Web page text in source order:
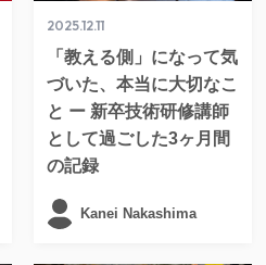
2025.12.11
「教える側」になって気
づいた、本当に大切なこ
と ー 新卒技術研修講師
として過ごした3ヶ月間
の記録
Kanei Nakashima